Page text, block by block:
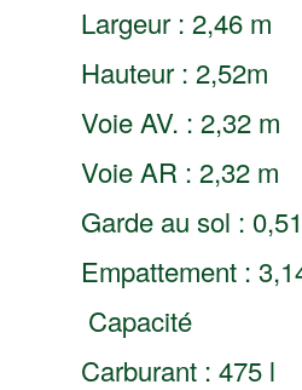
Largeur : 2,46 m
Hauteur : 2,52m
Voie AV. : 2,32 m
Voie AR : 2,32 m
Garde au sol :
Empattement :
Capacité
Carburant : 475 l